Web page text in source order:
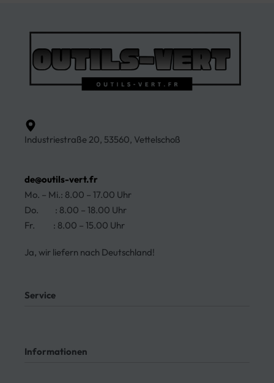
Industriestraße 20, 53560, Vettelschoß
de@outils-vert.fr
Mo. – Mi.: 8.00 – 17.00 Uhr
Do. : 8.00 – 18.00 Uhr
Fr. : 8.00 – 15.00 Uhr
Ja, wir liefern nach Deutschland!
Service
Meine Bestellungen
Informationen